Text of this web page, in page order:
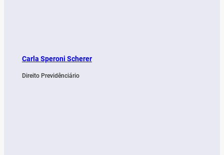
Carla Speroni Scherer
Direito Previdênciário